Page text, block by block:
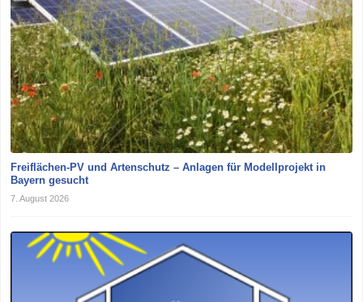
Freiflächen-PV und Artenschutz – Anlagen für Modellprojekt in
Bayern gesucht
7. August 2026